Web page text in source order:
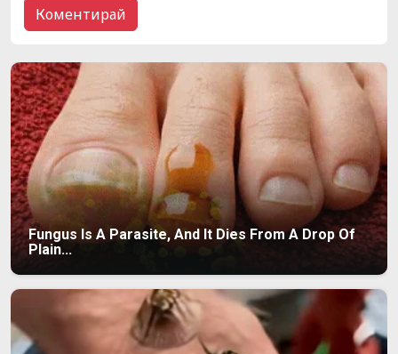
Fungus Is A Parasite, And It Dies From A Drop Of
Plain...